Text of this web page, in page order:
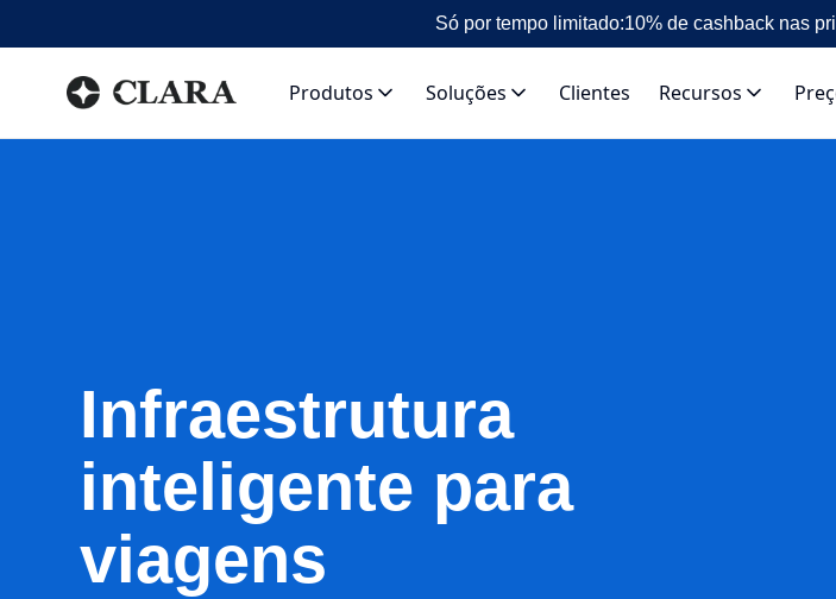
Só por tempo limitado:10% de cashback nas
Produtos Soluções Clientes Recursos
Infraestrutura
inteligente para
viagens